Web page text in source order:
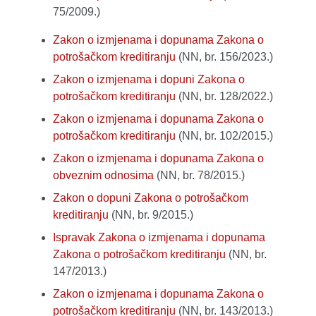
75/2009.)
Zakon o izmjenama i dopunama Zakona o
potrošačkom kreditiranju (NN, br. 156/2023.)
Zakon o izmjenama i dopuni Zakona o
potrošačkom kreditiranju (NN, br. 128/2022.)
Zakon o izmjenama i dopunama Zakona o
potrošačkom kreditiranju (NN, br. 102/2015.)
Zakon o izmjenama i dopunama Zakona o
obveznim odnosima (NN, br. 78/2015.)
Zakon o dopuni Zakona o potrošačkom
kreditiranju (NN, br. 9/2015.)
Ispravak Zakona o izmjenama i dopunama
Zakona o potrošačkom kreditiranju (NN, br.
147/2013.)
Zakon o izmjenama i dopunama Zakona o
potrošačkom kreditiranju (NN, br. 143/2013.)